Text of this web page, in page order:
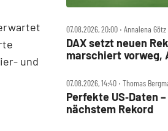
und
07.08.2026, 20:00 ‧ Annalena Götz
DAX setzt neuen
marschiert vorweg,
07.08.2026, 14:40 ‧ Thomas
Perfekte US‑Daten
nächstem Rekord